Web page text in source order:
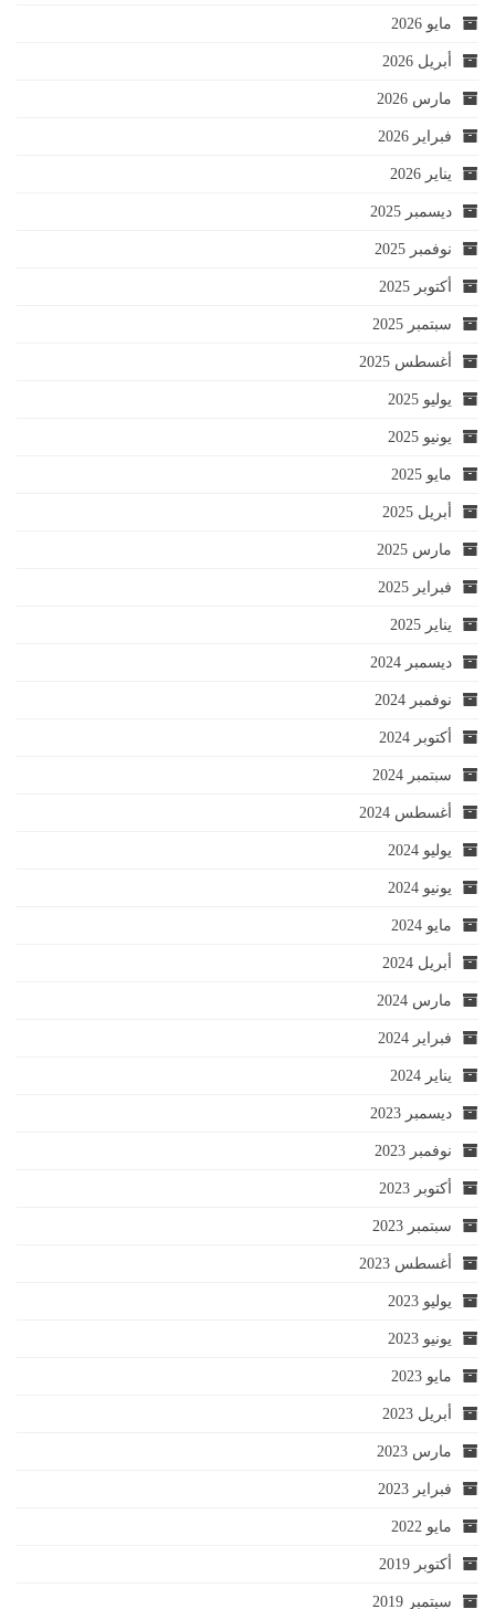
مايو 2026
أبريل 2026
مارس 2026
فبراير 2026
يناير 2026
ديسمبر 2025
نوفمبر 2025
أكتوبر 2025
سبتمبر 2025
أغسطس 2025
يوليو 2025
يونيو 2025
مايو 2025
أبريل 2025
مارس 2025
فبراير 2025
يناير 2025
ديسمبر 2024
نوفمبر 2024
أكتوبر 2024
سبتمبر 2024
أغسطس 2024
يوليو 2024
يونيو 2024
مايو 2024
أبريل 2024
مارس 2024
فبراير 2024
يناير 2024
ديسمبر 2023
نوفمبر 2023
أكتوبر 2023
سبتمبر 2023
أغسطس 2023
يوليو 2023
يونيو 2023
مايو 2023
أبريل 2023
مارس 2023
فبراير 2023
مايو 2022
أكتوبر 2019
سبتمبر 2019